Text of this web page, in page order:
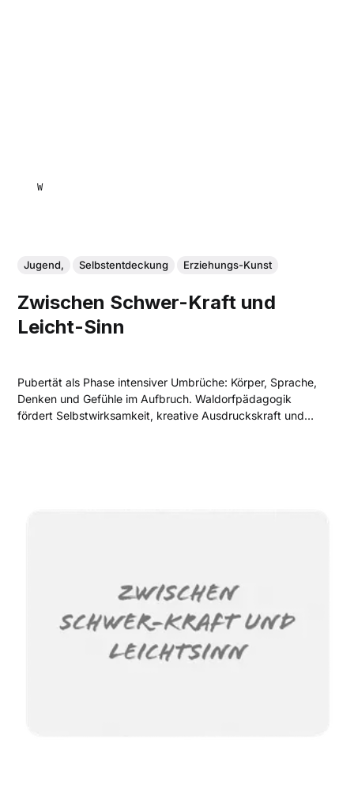
WEYMANN , ELSBETH
Jugend, Selbstentdeckung Erziehungs-Kunst
Zwischen Schwer-Kraft und
Leicht-Sinn
Pubertät als Phase intensiver Umbrüche: Körper, Sprache,
Denken und Gefühle im Aufbruch. Waldorfpädagogik
fördert Selbstwirksamkeit, kreative Ausdruckskraft und